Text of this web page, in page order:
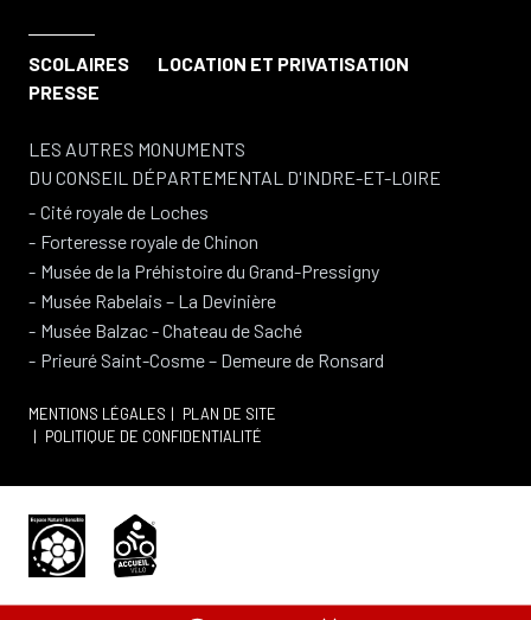
SCOLAIRES
LOCATION ET PRIVATISATION
PRESSE
LES AUTRES MONUMENTS
DU CONSEIL DÉPARTEMENTAL D'INDRE-ET-LOIRE
Cité royale de Loches
Forteresse royale de Chinon
Musée de la Préhistoire du Grand-Pressigny
Musée Rabelais – La Devinière
Musée Balzac - Chateau de Saché
Prieuré Saint-Cosme – Demeure de Ronsard
MENTIONS LÉGALES
PLAN DE SITE
POLITIQUE DE CONFIDENTIALITÉ